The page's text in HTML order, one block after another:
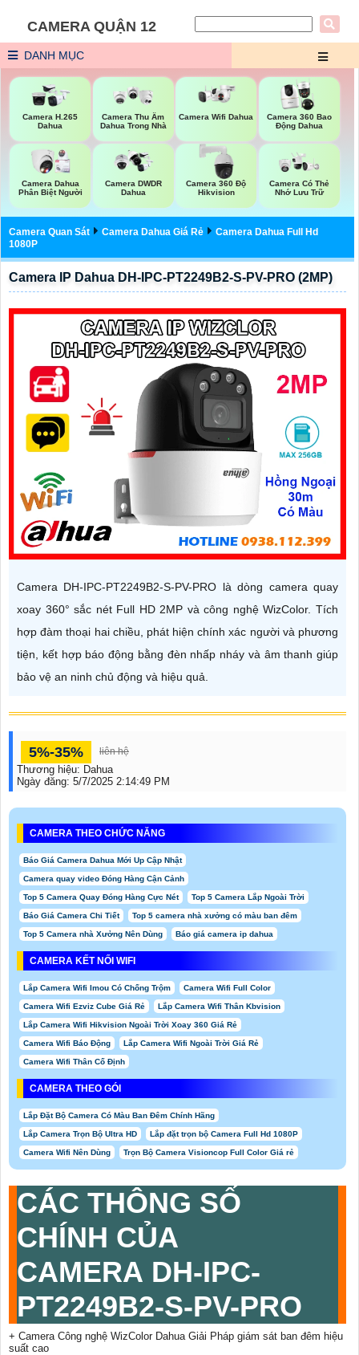
CAMERA QUẬN 12
DANH MỤC
Camera H.265
Dahua
Camera Thu Âm
Dahua Trong Nhà
Camera Wifi Dahua
Camera 360 Bao
Động Dahua
Camera Dahua
Phân Biệt Người
Camera DWDR
Dahua
Camera 360 Độ
Hikvision
Camera Có Thẻ
Nhớ Lưu Trữ
Camera Quan Sát Camera Dahua Giá Rẻ
Camera Dahua Full Hd
1080P
Camera IP Dahua DH-IPC-PT2249B2-S-PV-PRO (2MP)
Camera DH-IPC-PT2249B2-S-PV-PRO là dòng camera quay
xoay 360° sắc nét Full HD 2MP và công nghệ WizColor. Tích
hợp đàm thoại hai chiều, phát hiện chính xác người và phương
tiện, kết hợp báo động bằng đèn nhấp nháy và âm thanh giúp
bảo vệ an ninh chủ động và hiệu quả.
5%-35% liên hệ
Thương hiệu: Dahua
Ngày đăng: 5/7/2025 2:14:49 PM
CAMERA THEO CHỨC NĂNG
Báo Giá Camera Dahua Mới Up Cập Nhật
Camera quay video Đóng Hàng Cận Cảnh
Top 5 Camera Quay Đóng Hàng Cực Nét Top 5 Camera Lắp Ngoài Trời
Báo Giá Camera Chi Tiết Top 5 camera nhà xưởng có màu ban đêm
Top 5 Camera nhà Xưởng Nên Dùng Báo giá camera ip dahua
CAMERA KẾT NỐI WIFI
Lắp Camera Wifi Imou Có Chống Trộm Camera Wifi Full Color
Camera Wifi Ezviz Cube Giá Rẻ Lắp Camera Wifi Thân Kbvision
Lắp Camera Wifi Hikvision Ngoài Trời Xoay 360 Giá Rẻ
Camera Wifi Báo Động Lắp Camera Wifi Ngoài Trời Giá Rẻ
Camera Wifi Thân Cố Định
CAMERA THEO GÓI
Lắp Đặt Bộ Camera Có Màu Ban Đêm Chính Hãng
Lắp Camera Trọn Bộ Ultra HD Lắp đặt trọn bộ Camera Full Hd 1080P
Camera Wifi Nên Dùng Trọn Bộ Camera Visioncop Full Color Giá rẻ
CÁC THÔNG SỐ
CHÍNH CỦA
CAMERA DH-IPC-
PT2249B2-S-PV-PRO
+ Camera Công nghệ WizColor Dahua Giải Pháp giám sát ban đêm hiệu
suất cao